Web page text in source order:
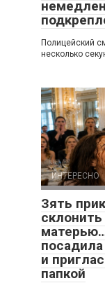
Полицейский
несколько
ИНТЕРЕСНО
Зять
и
папкой